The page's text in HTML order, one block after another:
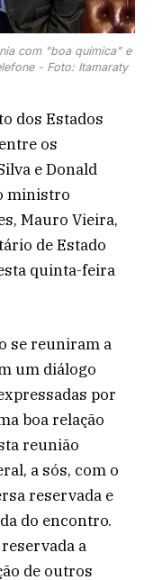
com "boa química" e
- Foto: Itamaraty
dos Estados
os
e Donald
ministro
Mauro Vieira,
de Estado
quinta-feira
se reuniram a
um diálogo
por
boa relação
reunião
a sós, com o
reservada e
do encontro.
a
de outros